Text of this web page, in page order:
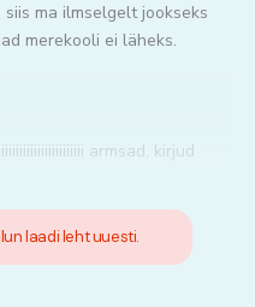
ma ilmselgelt jookseks
merekooli ei läheks.
armsad, kirjud
laadi leht uuesti.